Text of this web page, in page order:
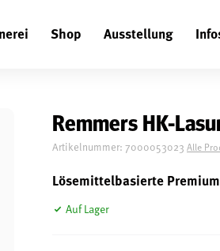
Shop Ausstellung
Suchen
Remmers HK-
Artikelnummer: 7000053023 Alle
Lösemittelbasierte
Auf Lager